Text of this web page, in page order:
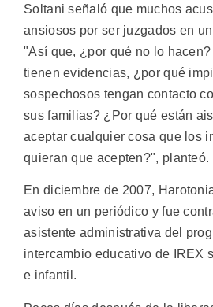
Soltani señaló que muchos
ansiosos por ser juzgados en
"Así que, ¿por qué no lo
tienen evidencias, ¿por qué
sospechosos tengan contacto
sus familias? ¿Por qué están
aceptar cualquier cosa que los
quieran que acepten?", planteó.
En diciembre de 2007,
aviso en un periódico y fue
asistente administrativa del
intercambio educativo de IREX
e infantil.